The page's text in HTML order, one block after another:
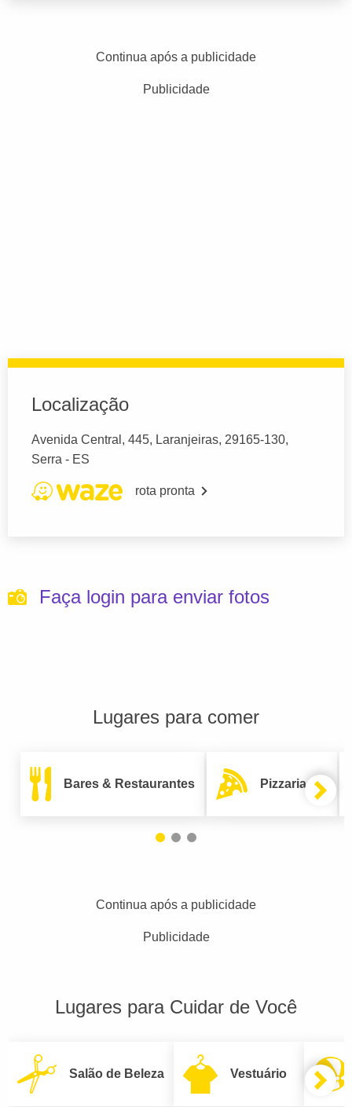
Continua após a publicidade
Publicidade
Localização
Avenida Central, 445, Laranjeiras, 29165-130,
Serra - ES
rota pronta
Faça login para enviar fotos
Lugares para comer
Bares & Restaurantes Pizzarias
Continua após a publicidade
Publicidade
Lugares para Cuidar de Você
Salão de Beleza Vestuário